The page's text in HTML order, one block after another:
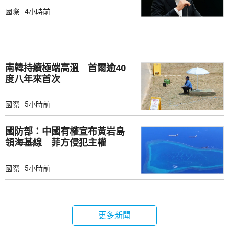
國際 4小時前
南韓持續極端高溫 首爾逾40
度八年來首次
國際 5小時前
國防部：中國有權宣布黃岩島
領海基線 菲方侵犯主權
國際 5小時前
更多新聞